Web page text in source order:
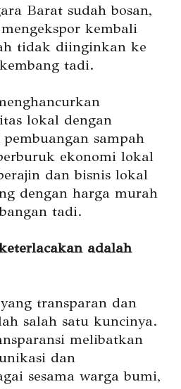
Barat sudah bosan,
kembali
tidak diinginkan ke
tadi.
lokal dengan
sampah
ekonomi lokal
dan bisnis lokal
dengan harga murah
tadi.
adalah
transparan dan
salah satu kuncinya.
melibatkan
dan
sesama warga bumi,